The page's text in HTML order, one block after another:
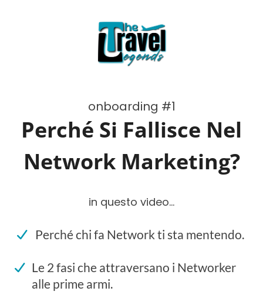
onboarding #1
Perché Si Fallisce Nel
Network Marketing?
in questo video...
Perché chi fa Network ti sta mentendo.
Le 2 fasi che attraversano i Networker
alle prime armi.